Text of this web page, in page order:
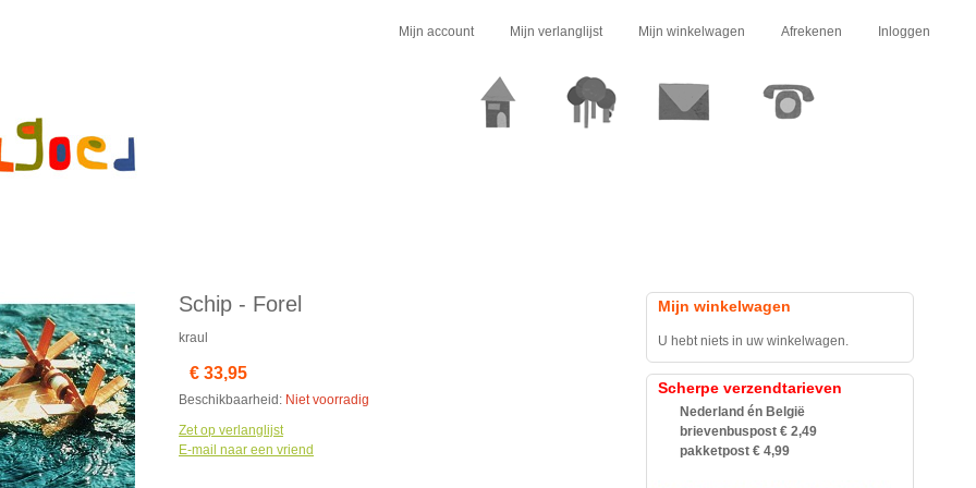
Mijn account Mijn verlanglijst Mijn winkelwagen Afrekenen Inloggen
Schip - Forel
kraul
€ 33,95
Beschikbaarheid: Niet voorradig
Zet op verlanglijst
E-mail naar een vriend
Mijn winkelwagen
U hebt niets in uw winkelwagen.
Scherpe verzendtarieven
Nederland én België
brievenbuspost € 2,49
pakketpost € 4,99